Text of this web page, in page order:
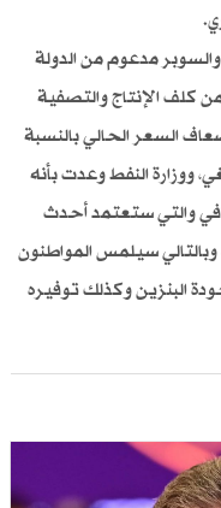
مدعوم من الدولة
من كلف الإنتاج والتصفية
السعر الحالي بالنسبة
ووزارة النفط وعدت بأنه
والتي ستعتمد أحدث
سيلمس المواطنون
البنزين وكذلك توفيره